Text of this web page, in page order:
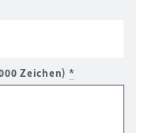
Zeichen) *